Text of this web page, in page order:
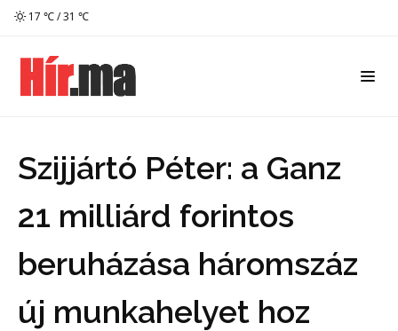
17 ℃ / 31 ℃
Szijjártó Péter: a Ganz
21 milliárd forintos
beruházása háromszáz
új munkahelyet hoz